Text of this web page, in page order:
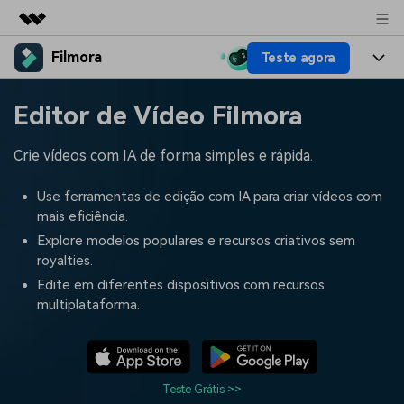
Produtos em destaque
Utilitários
Negócios
Soluções
Sobre nós
Sala de imprensa
Loja
Suporte
Filmora Teste agora
Produtos
Recursos criativos
IA
Vídeo/Imagem
Áudio
Textos
Soluções
Filmora para
Criar
Recursos
Prompts de Vídeo
populares para gerar vídeos
semelhantes em segundos
tendências de marketing de
vídeo em 2025
Central de ajuda
Fale conosco Histórias de clientes
alcançam sucesso
Preços Entrar
Editor de Vídeo Filmora
Crie vídeos com IA de forma simples e rápida.
Use ferramentas de edição com IA para criar vídeos com
mais eficiência.
Explore modelos populares e recursos criativos sem
royalties.
Edite em diferentes dispositivos com recursos
multiplataforma.
Teste Grátis >>